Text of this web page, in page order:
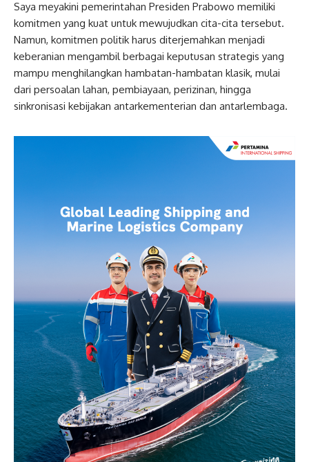
Saya meyakini pemerintahan Presiden Prabowo memiliki
komitmen yang kuat untuk mewujudkan cita-cita tersebut.
Namun, komitmen politik harus diterjemahkan menjadi
keberanian mengambil berbagai keputusan strategis yang
mampu menghilangkan hambatan-hambatan klasik, mulai
dari persoalan lahan, pembiayaan, perizinan, hingga
sinkronisasi kebijakan antarkementerian dan antarlembaga.